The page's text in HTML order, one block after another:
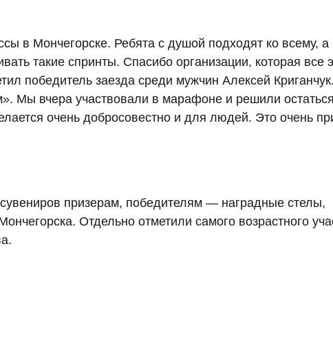
в Мончегорске. Ребята с душой подходят ко всему, а
такие спринты. Спасибо организации, которая все
победитель заезда среди мужчин Алексей
Мы вчера участвовали в марафоне и решили
очень добросовестно и для людей. Это очень
призерам, победителям — наградные стелы,
Отдельно отметили самого возрастного